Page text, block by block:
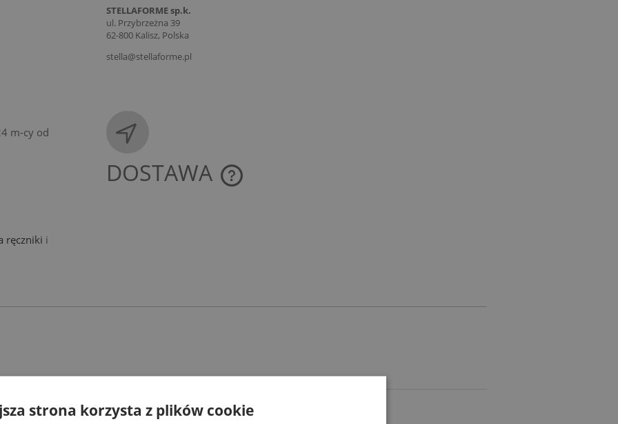
m-cy od
ręczniki i
STELLAFORME sp.k.
ul. Przybrzeżna 39
62-800 Kalisz, Polska
stella@stellaforme.pl
DOSTAWA
strona korzysta z plików cookie